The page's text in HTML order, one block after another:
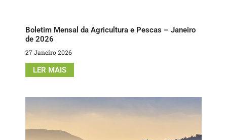
Boletim Mensal da Agricultura e Pescas – Janeiro
de 2026
27 Janeiro 2026
LER MAIS